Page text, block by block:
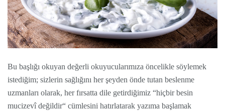
Bu başlığı okuyan değerli okuyucularımıza öncelikle söylemek
istediğim; sizlerin sağlığını her şeyden önde tutan beslenme
uzmanları olarak, her fırsatta dile getirdiğimiz “hiçbir besin
mucizevî değildir“ cümlesini hatırlatarak yazıma başlamak